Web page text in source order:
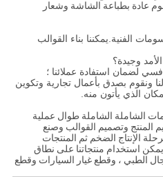
عادة بطباعة الشاشة وشعار
الفنية.يمكننا بناء القوالب
لضمان استفادة عملائنا ؛
ونقوم بصدق بأعمال تجارية وتكوين
الذي يأتون منه.
الشاملة الشاملة طوال عملية
المنتج وتصميم القوالب وصنع
الإنتاج الضخم ثم المنتجات
استخدام منتجاتنا على نطاق
الطبي ، وقطع غيار السيارات وقطع